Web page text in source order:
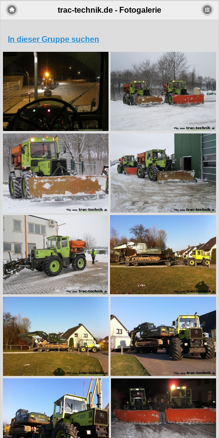
trac-technik.de - Fotogalerie
In dieser Gruppe suchen